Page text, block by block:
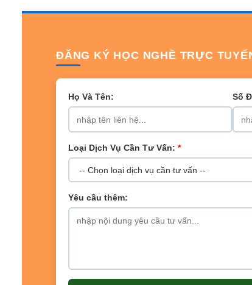
ĐĂNG KÝ HỌC NGHỀ TRỰC
Họ Và Tên: Số
Loại Dịch Vụ Cần Tư Vấn: *
Yêu cầu thêm: